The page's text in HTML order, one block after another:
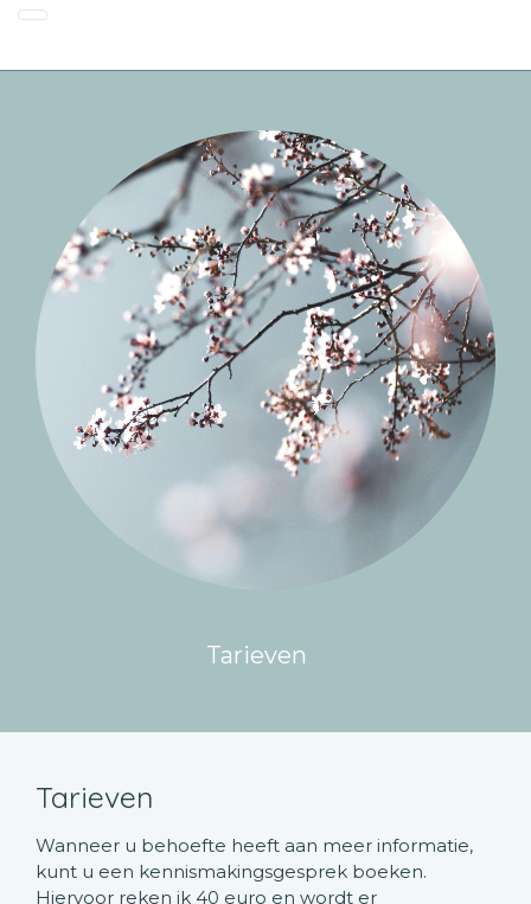
Tarieven
Tarieven
Wanneer u behoefte heeft aan meer informatie,
kunt u een kennismakingsgesprek boeken.
Hiervoor reken ik 40 euro en wordt er